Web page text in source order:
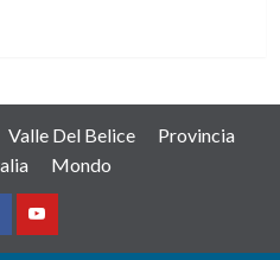
Valle Del Belice
Provincia
Mondo
Yountube